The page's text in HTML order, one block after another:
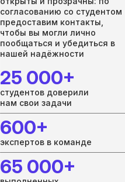
согласованию со студентом
предоставим контакты,
чтобы вы могли лично
пообщаться и убедиться в
нашей надёжности
25 000+
студентов доверили
нам свои задачи
600+
экспертов в команде
65 000+